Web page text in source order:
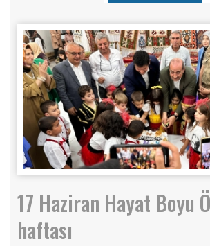
17 Haziran Hayat Boyu
haftası